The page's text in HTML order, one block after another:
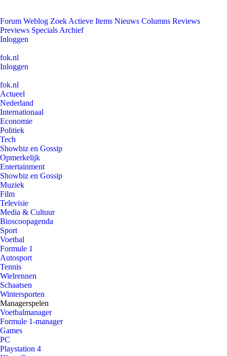
Forum Weblog Zoek Actieve Items Nieuws Columns Reviews
Previews Specials Archief
Inloggen
fok.nl
Inloggen
fok.nl
Actueel
Nederland
Internationaal
Economie
Politiek
Tech
Showbiz en Gossip
Opmerkelijk
Entertainment
Showbiz en Gossip
Muziek
Film
Televisie
Media & Cultuur
Bioscoopagenda
Sport
Voetbal
Formule 1
Autosport
Tennis
Wielrennen
Schaatsen
Wintersporten
Managerspelen
Voetbalmanager
Formule 1-manager
Games
PC
Playstation 4